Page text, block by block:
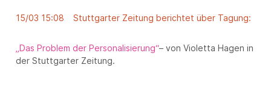
15/03 15:08 Stuttgarter Zeitung berichtet über Tagung:
„Das Problem der Personalisierung“– von Violetta Hagen in
der Stuttgarter Zeitung.